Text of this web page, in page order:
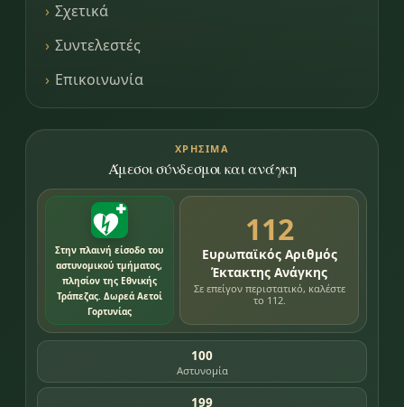
Σχετικά
Συντελεστές
Επικοινωνία
ΧΡΉΣΙΜΑ
Άμεσοι σύνδεσμοι και ανάγκη
Στην πλαινή είσοδο του
αστυνομικού τμήματος,
πλησίον της Εθνικής
Τράπεζας. Δωρεά Αετοί
Γορτυνίας
112
Ευρωπαϊκός Αριθμός
Έκτακτης Ανάγκης
Σε επείγον περιστατικό, καλέστε
το 112.
100
Αστυνομία
199